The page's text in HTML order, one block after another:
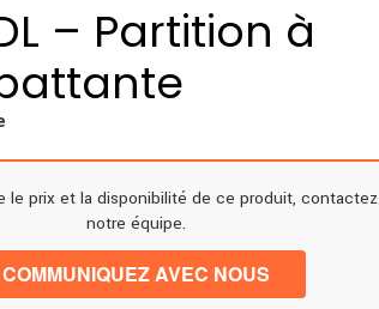
– Partition à
le prix et la disponibilité de ce produit, contactez
notre équipe.
COMMUNIQUEZ AVEC NOUS